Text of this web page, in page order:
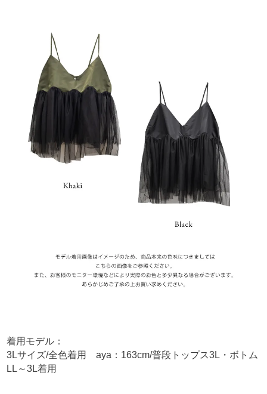
着用モデル：
3Lサイズ/全色着用 aya：163cm/普段トップス3L・ボトム
LL～3L着用